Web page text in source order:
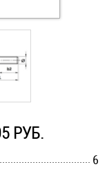
РУБ.
6